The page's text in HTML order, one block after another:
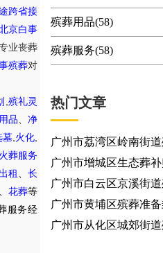
跨省接
京白事
业丧葬
殡葬对
殡礼灵
品 、净
墓, 火化
葬服务
租
、长
花葬等
服务经
殡葬用品(58)
殡葬服务(58)
热门文章
广州市荔湾区岭南街
广州市增城区生态葬
广州市白云区京溪街
广州市黄埔区殡葬准
广州市从化区城郊街